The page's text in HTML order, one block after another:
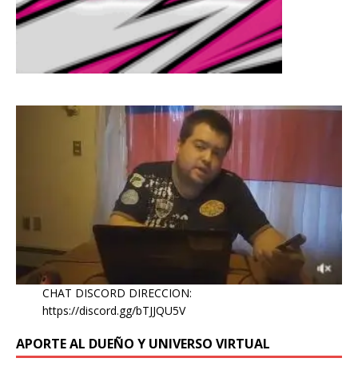
CHAT DISCORD DIRECCION:
https://discord.gg/bTJJQU5V
APORTE AL DUEÑO Y UNIVERSO VIRTUAL